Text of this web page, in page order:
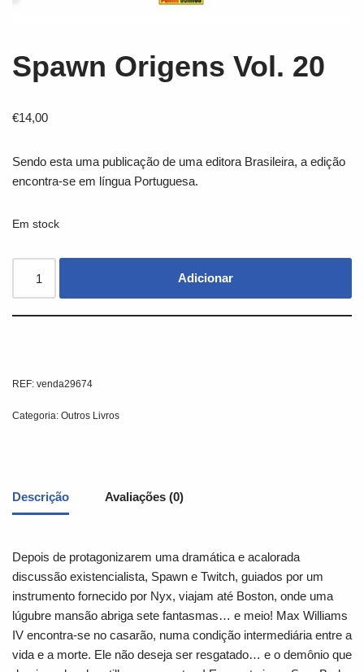
Spawn Origens Vol. 20
€14,00
Sendo esta uma publicação de uma editora Brasileira, a edição
encontra-se em língua Portuguesa.
Em stock
Adicionar
REF: venda29674
Categoria: Outros Livros
Descrição Avaliações (0)
Depois de protagonizarem uma dramática e acalorada
discussão existencialista, Spawn e Twitch, guiados por um
instrumento fornecido por Nyx, viajam até Boston, onde uma
lúgubre mansão abriga sete fantasmas… e meio! Max Williams
IV encontra-se no casarão, numa condição intermediária entre a
vida e a morte. Ele não deseja ser resgatado… e o demônio que